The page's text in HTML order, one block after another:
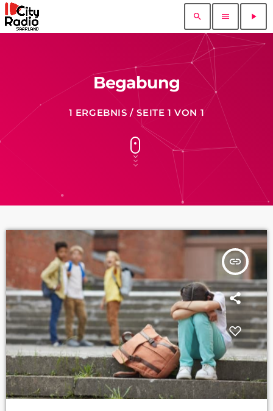
search menu play_arrow
Begabung
1 ERGEBNIS / SEITE 1 VON 1
insert_link